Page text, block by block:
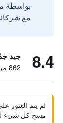
مع
8.4 جيد
862 من التقييمات تم التحقق منها
لم يتم العثور
مسح كل شيء